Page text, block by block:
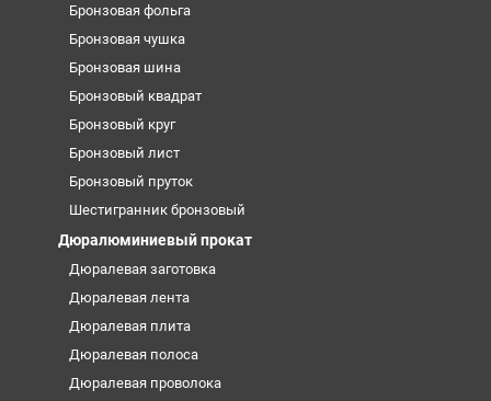
Бронзовая фольга
Бронзовая чушка
Бронзовая шина
Бронзовый квадрат
Бронзовый круг
Бронзовый лист
Бронзовый пруток
Шестигранник бронзовый
Дюралюминиевый прокат
Дюралевая заготовка
Дюралевая лента
Дюралевая плита
Дюралевая полоса
Дюралевая проволока